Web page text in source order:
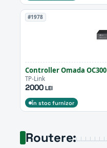
#1978
Controller Omada OC300
TP-Link
2000LEI
În stoc furnizor
Routere: